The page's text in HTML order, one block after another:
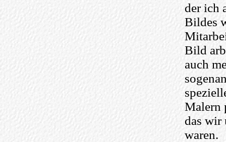
der ich
Bildes
Bild
auch
Malern
das wir
waren.